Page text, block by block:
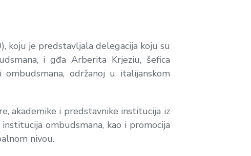
koju je predstavljala delegacija koju su
i gđa Arberita Krjeziu, šefica
održanoj u italijanskom
akademike i predstavnike institucija iz
ombudsmana, kao i promocija
nivou.